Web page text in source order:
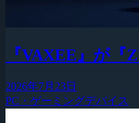
『VAXEE』が
2026年7月23日
PC・ゲーミングデバイス